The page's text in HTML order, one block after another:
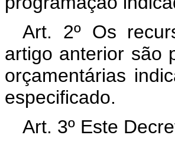
Art. 2º Os
artigo anterior são
orçamentárias
especificado.
Art. 3º Este